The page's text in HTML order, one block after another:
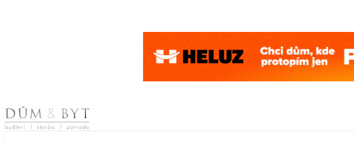
Skip to content